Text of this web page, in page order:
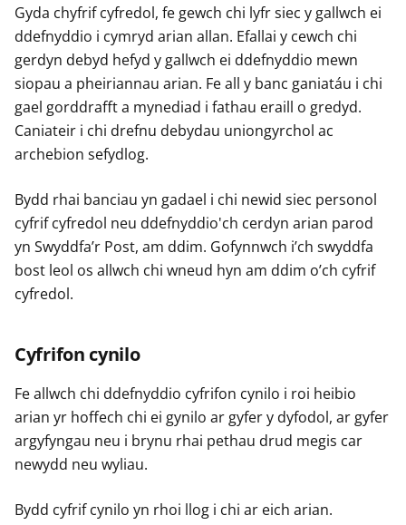
Gyda chyfrif cyfredol, fe gewch chi lyfr siec y gallwch ei
ddefnyddio i cymryd arian allan. Efallai y cewch chi
gerdyn debyd hefyd y gallwch ei ddefnyddio mewn
siopau a pheiriannau arian. Fe all y banc ganiatáu i chi
gael gorddrafft a mynediad i fathau eraill o gredyd.
Caniateir i chi drefnu debydau uniongyrchol ac
archebion sefydlog.
Bydd rhai banciau yn gadael i chi newid siec personol
cyfrif cyfredol neu ddefnyddio'ch cerdyn arian parod
yn Swyddfa’r Post, am ddim. Gofynnwch i’ch swyddfa
bost leol os allwch chi wneud hyn am ddim o’ch cyfrif
cyfredol.
Cyfrifon cynilo
Fe allwch chi ddefnyddio cyfrifon cynilo i roi heibio
arian yr hoffech chi ei gynilo ar gyfer y dyfodol, ar gyfer
argyfyngau neu i brynu rhai pethau drud megis car
newydd neu wyliau.
Bydd cyfrif cynilo yn rhoi llog i chi ar eich arian.